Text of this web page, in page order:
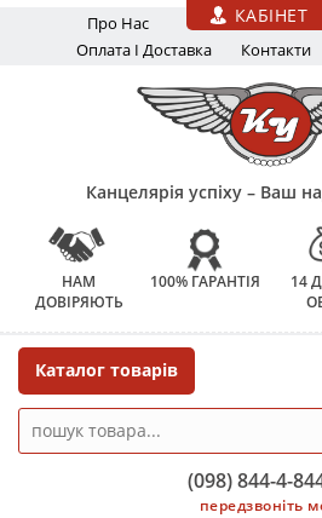
Перейти до основного вмісту
Про Нас
Оплата І Доставка
Контакти
КАБІНЕТ
Канцелярія успіху – Ваш
НАМ
ДОВІРЯЮТЬ
100% ГАРАНТІЯ
14
Каталог товарів
(098) 844-4-
передзвоніть